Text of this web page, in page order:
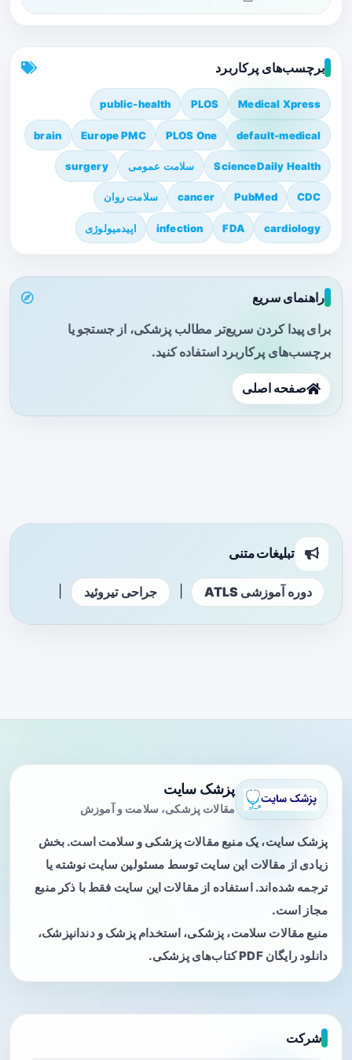
برچسب‌های پرکاربرد
Medical Xpress
PLOS
public-health
default-medical
PLOS One
Europe PMC
brain
ScienceDaily Health سلامت عمومی surgery
CDC
PubMed
cancer سلامت روان
cardiology
FDA
infection اپیدمیولوژی
راهنمای سریع
برای پیدا کردن سریع‌تر مطالب پزشکی، از جستجو یا
برچسب‌های پرکاربرد استفاده کنید.
صفحه اصلی
تبلیغات متنی
دوره آموزشی ATLS جراحی تیروئید
پزشک سایت
مقالات پزشکی، سلامت و آموزش
پزشک سایت، یک منبع مقالات پزشکی و سلامت است. بخش
زیادی از مقالات این سایت توسط مسئولین سایت نوشته یا
ترجمه شده‌اند. استفاده از مقالات این سایت فقط با ذکر منبع
مجاز است.
منبع مقالات سلامت، پزشکی، استخدام پزشک و دندانپزشک،
دانلود رایگان PDF کتاب‌های پزشکی.
شرکت